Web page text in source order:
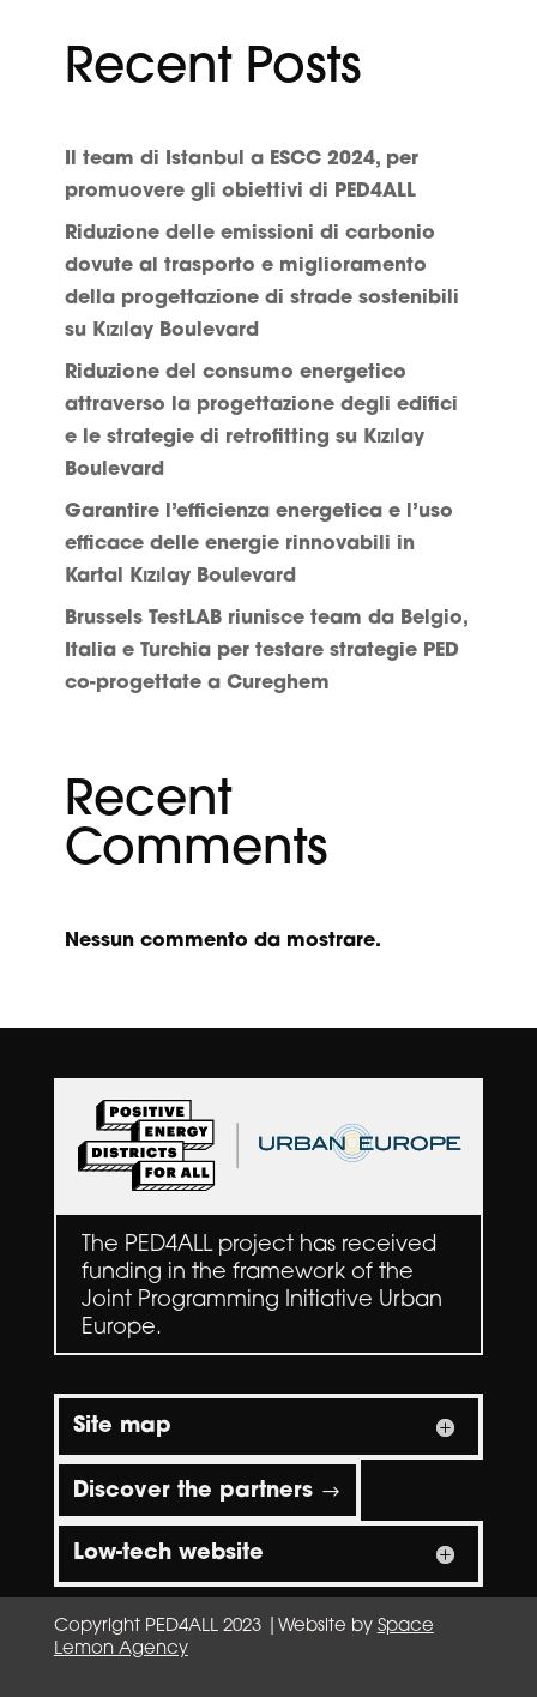
Recent Posts
Il team di Istanbul a ESCC 2024, per
promuovere gli obiettivi di PED4ALL
Riduzione delle emissioni di carbonio
dovute al trasporto e miglioramento
della progettazione di strade sostenibili
su Kızılay Boulevard
Riduzione del consumo energetico
attraverso la progettazione degli edifici
e le strategie di retrofitting su Kızılay
Boulevard
Garantire l’efficienza energetica e l’uso
efficace delle energie rinnovabili in
Kartal Kızılay Boulevard
Brussels TestLAB riunisce team da Belgio,
Italia e Turchia per testare strategie PED
co-progettate a Cureghem
Recent
Comments
Nessun commento da mostrare.
The PED4ALL project has received
funding in the framework of the
Joint Programming Initiative Urban
Europe.
Site map
Discover the partners
Low-tech website
Copyright PED4ALL 2023 |Website by Space
Lemon Agency